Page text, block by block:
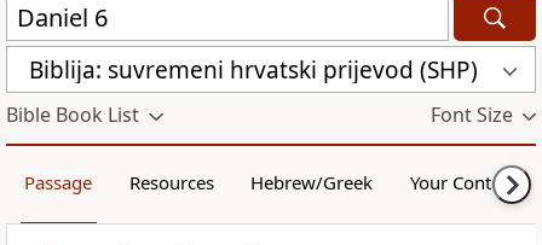
Biblija: suvremeni hrvatski prijevod (SHP)
Bible Book List Font Size
Passage Resources Hebrew/Greek Your Content